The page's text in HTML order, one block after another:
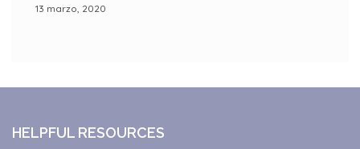
13 marzo, 2020
HELPFUL RESOURCES